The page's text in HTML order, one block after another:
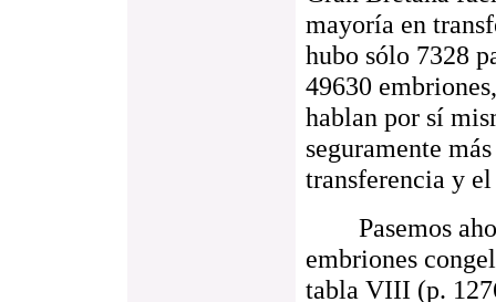
mayoría en
hubo sólo 7328
49630
hablan por sí
seguramente
transferencia y
Pasemos
embriones
tabla VIII (p.